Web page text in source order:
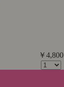
￥4,800